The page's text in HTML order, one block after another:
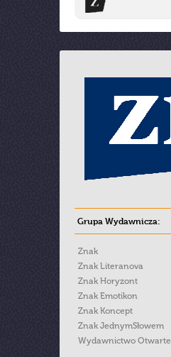
Grupa Wydawnicza:
Znak
Znak Literanova
Znak Horyzont
Znak Emotikon
Znak Koncept
Znak JednymSłowem
Wydawnictwo Otwarte